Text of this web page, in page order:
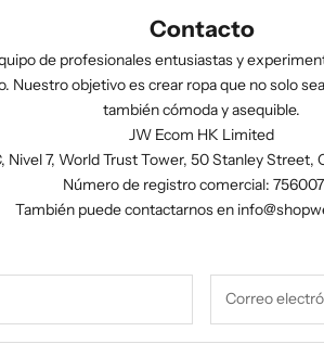
Contacto
de profesionales entusiastas y
Nuestro objetivo es crear ropa que no solo
también cómoda y asequible.
JW Ecom HK Limited
Nivel 7, World Trust Tower, 50 Stanley Street,
Número de registro comercial:
También puede contactarnos en